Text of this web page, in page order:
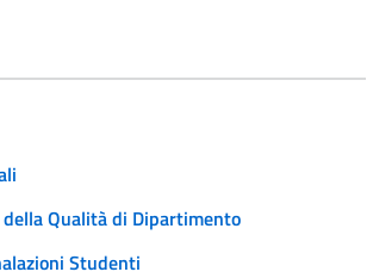
Qualità di Dipartimento
Studenti